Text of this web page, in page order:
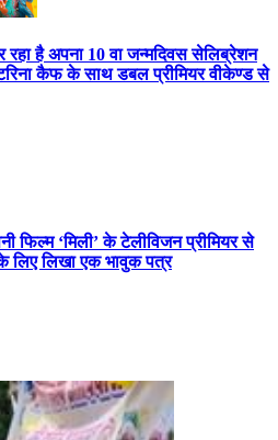
है अपना 10 वा जन्मदिवस सेलिब्रेशन
कैफ के साथ डबल प्रीमियर वीकेण्ड से
फिल्म ‘मिली’ के टेलीविजन प्रीमियर से
लिए लिखा एक भावुक पत्र